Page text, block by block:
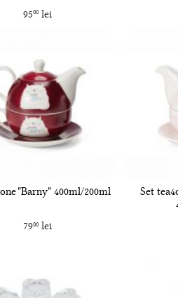
9500lei
"Barny" 400ml/200ml
7900lei
Set